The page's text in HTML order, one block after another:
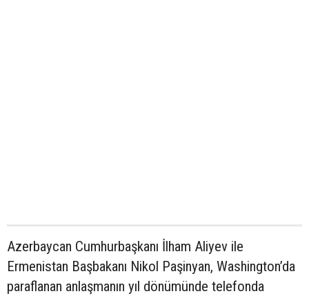
Azerbaycan Cumhurbaşkanı İlham Aliyev ile
Ermenistan Başbakanı Nikol Paşinyan, Washington’da
paraflanan anlaşmanın yıl dönümünde telefonda